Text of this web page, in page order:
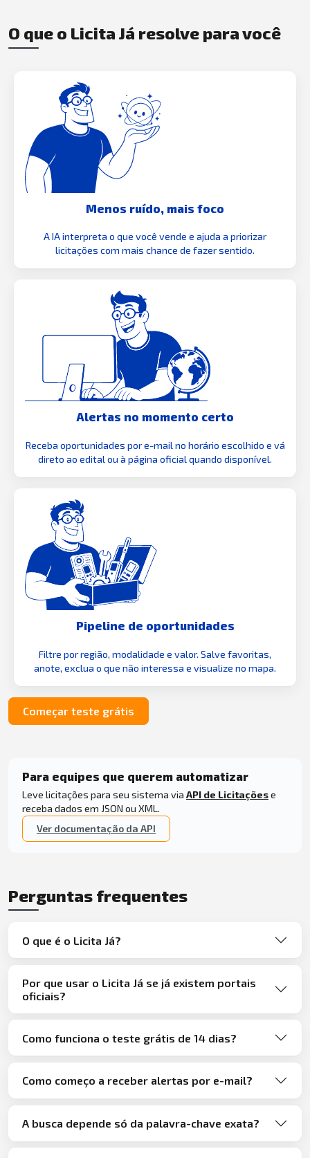
O que o Licita Já resolve para você
Menos ruído, mais foco
A IA interpreta o que você vende e ajuda a priorizar
licitações com mais chance de fazer sentido.
Alertas no momento certo
Receba oportunidades por e-mail no horário escolhido e vá
direto ao edital ou à página oficial quando disponível.
Pipeline de oportunidades
Filtre por região, modalidade e valor. Salve favoritas,
anote, exclua o que não interessa e visualize no mapa.
Começar teste grátis
Para equipes que querem automatizar
Leve licitações para seu sistema via API de Licitaçõese
receba dados em JSON ou XML.
Ver documentação da API
Perguntas frequentes
O que é o Licita Já?
Por que usar o Licita Já se já existem portais
oficiais?
Como funciona o teste grátis de 14 dias?
Como começo a receber alertas por e-mail?
A busca depende só da palavra-chave exata?